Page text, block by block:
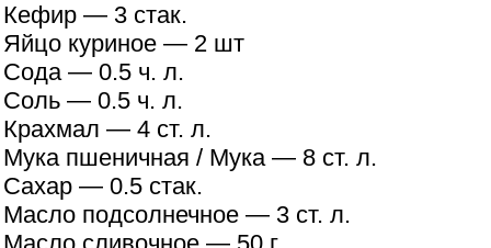
Кефир — 3 стак.
Яйцо куриное — 2 шт
Сода — 0.5 ч. л.
Соль — 0.5 ч. л.
Крахмал — 4 ст. л.
Мука пшеничная / Мука — 8 ст. л.
Сахар — 0.5 стак.
Масло подсолнечное — 3 ст. л.